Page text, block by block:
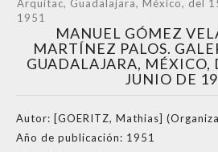
MANUEL GÓMEZ
MARTÍNEZ PALOS.
GUADALAJARA, MÉXICO,
JUNIO DE
Autor: [GOERITZ, Mathias]
Año de publicación: 1951